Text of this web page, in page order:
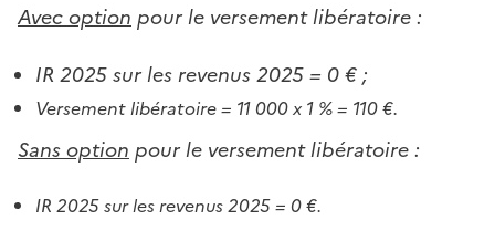
Avec option pour le versement libératoire :
IR 2025 sur les revenus 2025 = 0 € ;
Versement libératoire = 11 000 x 1 % = 110 €.
Sans option pour le versement libératoire :
IR 2025 sur les revenus 2025 = 0 €.